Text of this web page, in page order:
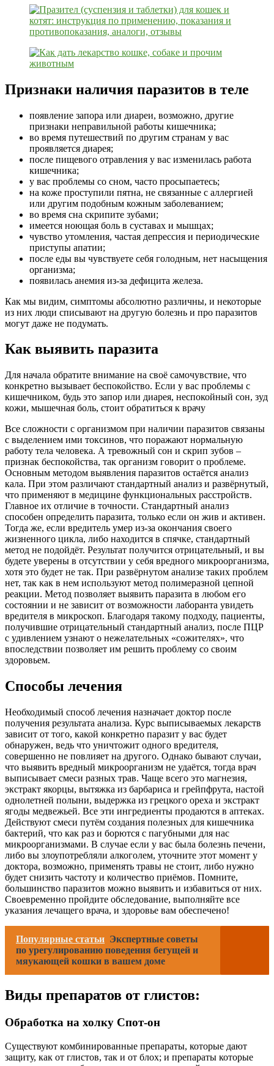
Признаки наличия паразитов в теле
появление запора или диареи, возможно, другие
признаки неправильной работы кишечника;
во время путешествий по другим странам у вас
проявляется диарея;
после пищевого отравления у вас изменилась работа
кишечника;
у вас проблемы со сном, часто просыпаетесь;
на коже проступили пятна, не связанные с аллергией
или другим подобным кожным заболеванием;
во время сна скрипите зубами;
имеется ноющая боль в суставах и мышцах;
чувство утомления, частая депрессия и периодические
приступы апатии;
после еды вы чувствуете себя голодным, нет насыщения
организма;
появилась анемия из-за дефицита железа.
Как мы видим, симптомы абсолютно различны, и некоторые
из них люди списывают на другую болезнь и про паразитов
могут даже не подумать.
Как выявить паразита
Для начала обратите внимание на своё самочувствие, что
конкретно вызывает беспокойство. Если у вас проблемы с
кишечником, будь это запор или диарея, неспокойный сон, зуд
кожи, мышечная боль, стоит обратиться к врачу
Все сложности с организмом при наличии паразитов связаны
с выделением ими токсинов, что поражают нормальную
работу тела человека. А тревожный сон и скрип зубов –
признак беспокойства, так организм говорит о проблеме.
Основным методом выявления паразитов остаётся анализ
кала. При этом различают стандартный анализ и развёрнутый,
что применяют в медицине функциональных расстройств.
Главное их отличие в точности. Стандартный анализ
способен определить паразита, только если он жив и активен.
Тогда же, если вредитель умер из-за окончания своего
жизненного цикла, либо находится в спячке, стандартный
метод не подойдёт. Результат получится отрицательный, и вы
будете уверены в отсутствии у себя вредного микроорганизма,
хотя это будет не так. При развёрнутом анализе таких проблем
нет, так как в нем используют метод полимеразной цепной
реакции. Метод позволяет выявить паразита в любом его
состоянии и не зависит от возможности лаборанта увидеть
вредителя в микроскоп. Благодаря такому подходу, пациенты,
получившие отрицательный стандартный анализ, после ПЦР
с удивлением узнают о нежелательных «сожителях», что
впоследствии позволяет им решить проблему со своим
здоровьем.
Способы лечения
Необходимый способ лечения назначает доктор после
получения результата анализа. Курс выписываемых лекарств
зависит от того, какой конкретно паразит у вас будет
обнаружен, ведь что уничтожит одного вредителя,
совершенно не повлияет на другого. Однако бывают случаи,
что выявить вредный микроорганизм не удаётся, тогда врач
выписывает смеси разных трав. Чаще всего это магнезия,
экстракт якорцы, вытяжка из барбариса и грейпфрута, настой
однолетней полыни, выдержка из грецкого ореха и экстракт
ягоды медвежьей. Все эти ингредиенты продаются в аптеках.
Действуют смеси путём создания полезных для кишечника
бактерий, что как раз и борются с пагубными для нас
микроорганизмами. В случае если у вас была болезнь печени,
либо вы злоупотребляли алкоголем, уточните этот момент у
доктора, возможно, применять травы не стоит, либо нужно
будет снизить частоту и количество приёмов. Помните,
большинство паразитов можно выявить и избавиться от них.
Своевременно пройдите обследование, выполняйте все
указания лечащего врача, и здоровье вам обеспечено!
Популярные статьи Экспертные советы
по урегулированию поведения бегущей и
мяукающей кошки в вашем доме
Виды препаратов от глистов:
Обработка на холку Спот-он
Существуют комбинированные препараты, которые дают
защиту, как от глистов, так и от блох; и препараты которые